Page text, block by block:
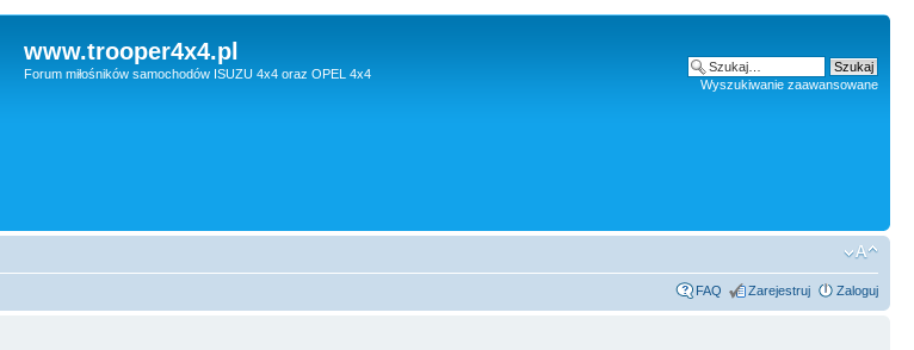
www.trooper4x4.pl
Forum miłośników samochodów ISUZU 4x4 oraz OPEL 4x4
Wyszukiwanie zaawansowane
FAQ Zarejestruj Zaloguj